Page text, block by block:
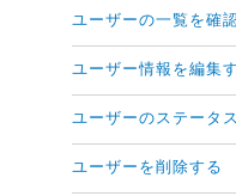
ユーザーの一覧を確
ユーザー情報を編集
ユーザーのステータ
ユーザーを削除する